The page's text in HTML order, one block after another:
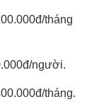
tháng
người.
tháng.